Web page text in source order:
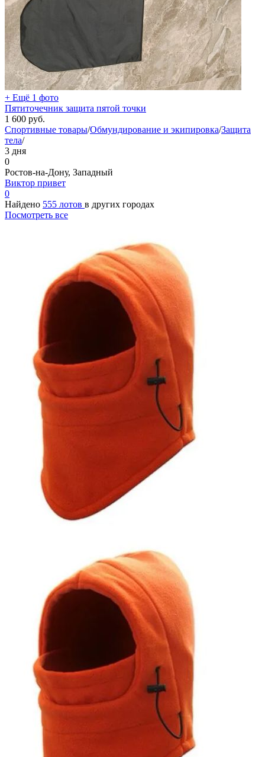
+ Ещё 1 фото
Пятиточечник защита пятой точки
1 600 руб.
Спортивные товары/Обмундирование и экипировка/Защита
тела/
3 дня
0
Ростов-на-Дону, Западный
Виктор привет
0
Найдено 555 лотов в других городах
Посмотреть все